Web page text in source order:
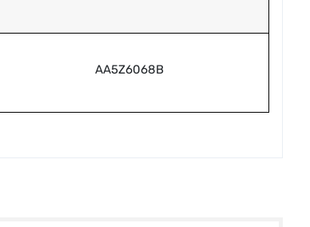
AA5Z6068B